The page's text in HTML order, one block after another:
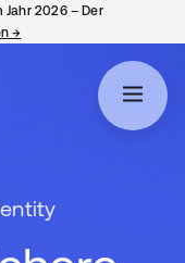
2026 – Der
→